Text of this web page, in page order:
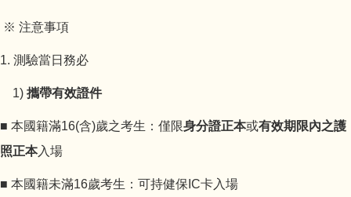
※ 注意事項
1. 測驗當日務必
1) 攜帶有效證件
■ 本國籍滿16(含)歲之考生：僅限身分證正本或有效期限內之護
照正本入場
■ 本國籍未滿16歲考生：可持健保IC卡入場